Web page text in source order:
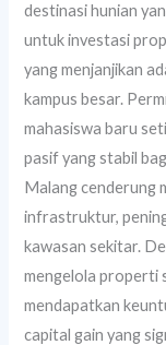
destinasi hunian
untuk investasi
yang menjanjikan
kampus besar.
mahasiswa baru
pasif yang stabil
Malang cenderung
infrastruktur,
kawasan sekitar.
mengelola properti
mendapatkan
capital gain yang